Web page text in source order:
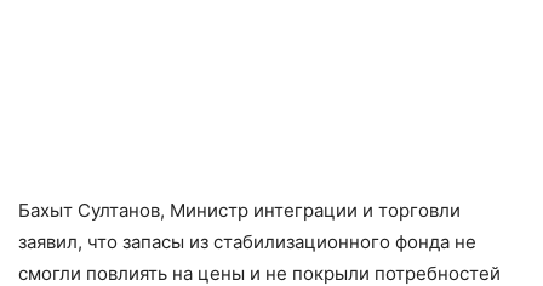
Бахыт Султанов, Министр интеграции и торговли
заявил, что запасы из стабилизационного фонда не
смогли повлиять на цены и не покрыли потребностей